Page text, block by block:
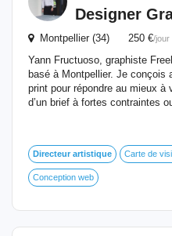
Designer
Montpellier (34) 250 €/jour
Yann Fructuoso, graphiste
basé à Montpellier. Je
print pour répondre au mieux
d’un brief à fortes contraintes
Directeur artistique Carte de
Conception web